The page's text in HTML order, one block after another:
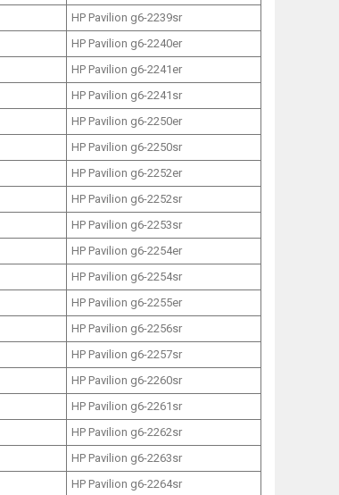
HP Pavilion g6-2239sr
HP Pavilion g6-2240er
HP Pavilion g6-2241er
HP Pavilion g6-2241sr
HP Pavilion g6-2250er
HP Pavilion g6-2250sr
HP Pavilion g6-2252er
HP Pavilion g6-2252sr
HP Pavilion g6-2253sr
HP Pavilion g6-2254er
HP Pavilion g6-2254sr
HP Pavilion g6-2255er
HP Pavilion g6-2256sr
HP Pavilion g6-2257sr
HP Pavilion g6-2260sr
HP Pavilion g6-2261sr
HP Pavilion g6-2262sr
HP Pavilion g6-2263sr
HP Pavilion g6-2264sr